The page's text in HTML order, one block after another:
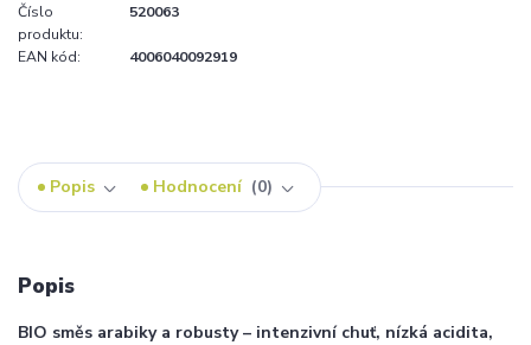
Číslo
produktu:
520063
EAN kód: 4006040092919
Popis Hodnocení 0
Popis
BIO směs arabiky a robusty – intenzivní chuť, nízká acidita,